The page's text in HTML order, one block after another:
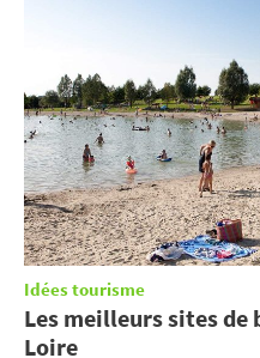
Idées tourisme
Les meilleurs sites de
Loire